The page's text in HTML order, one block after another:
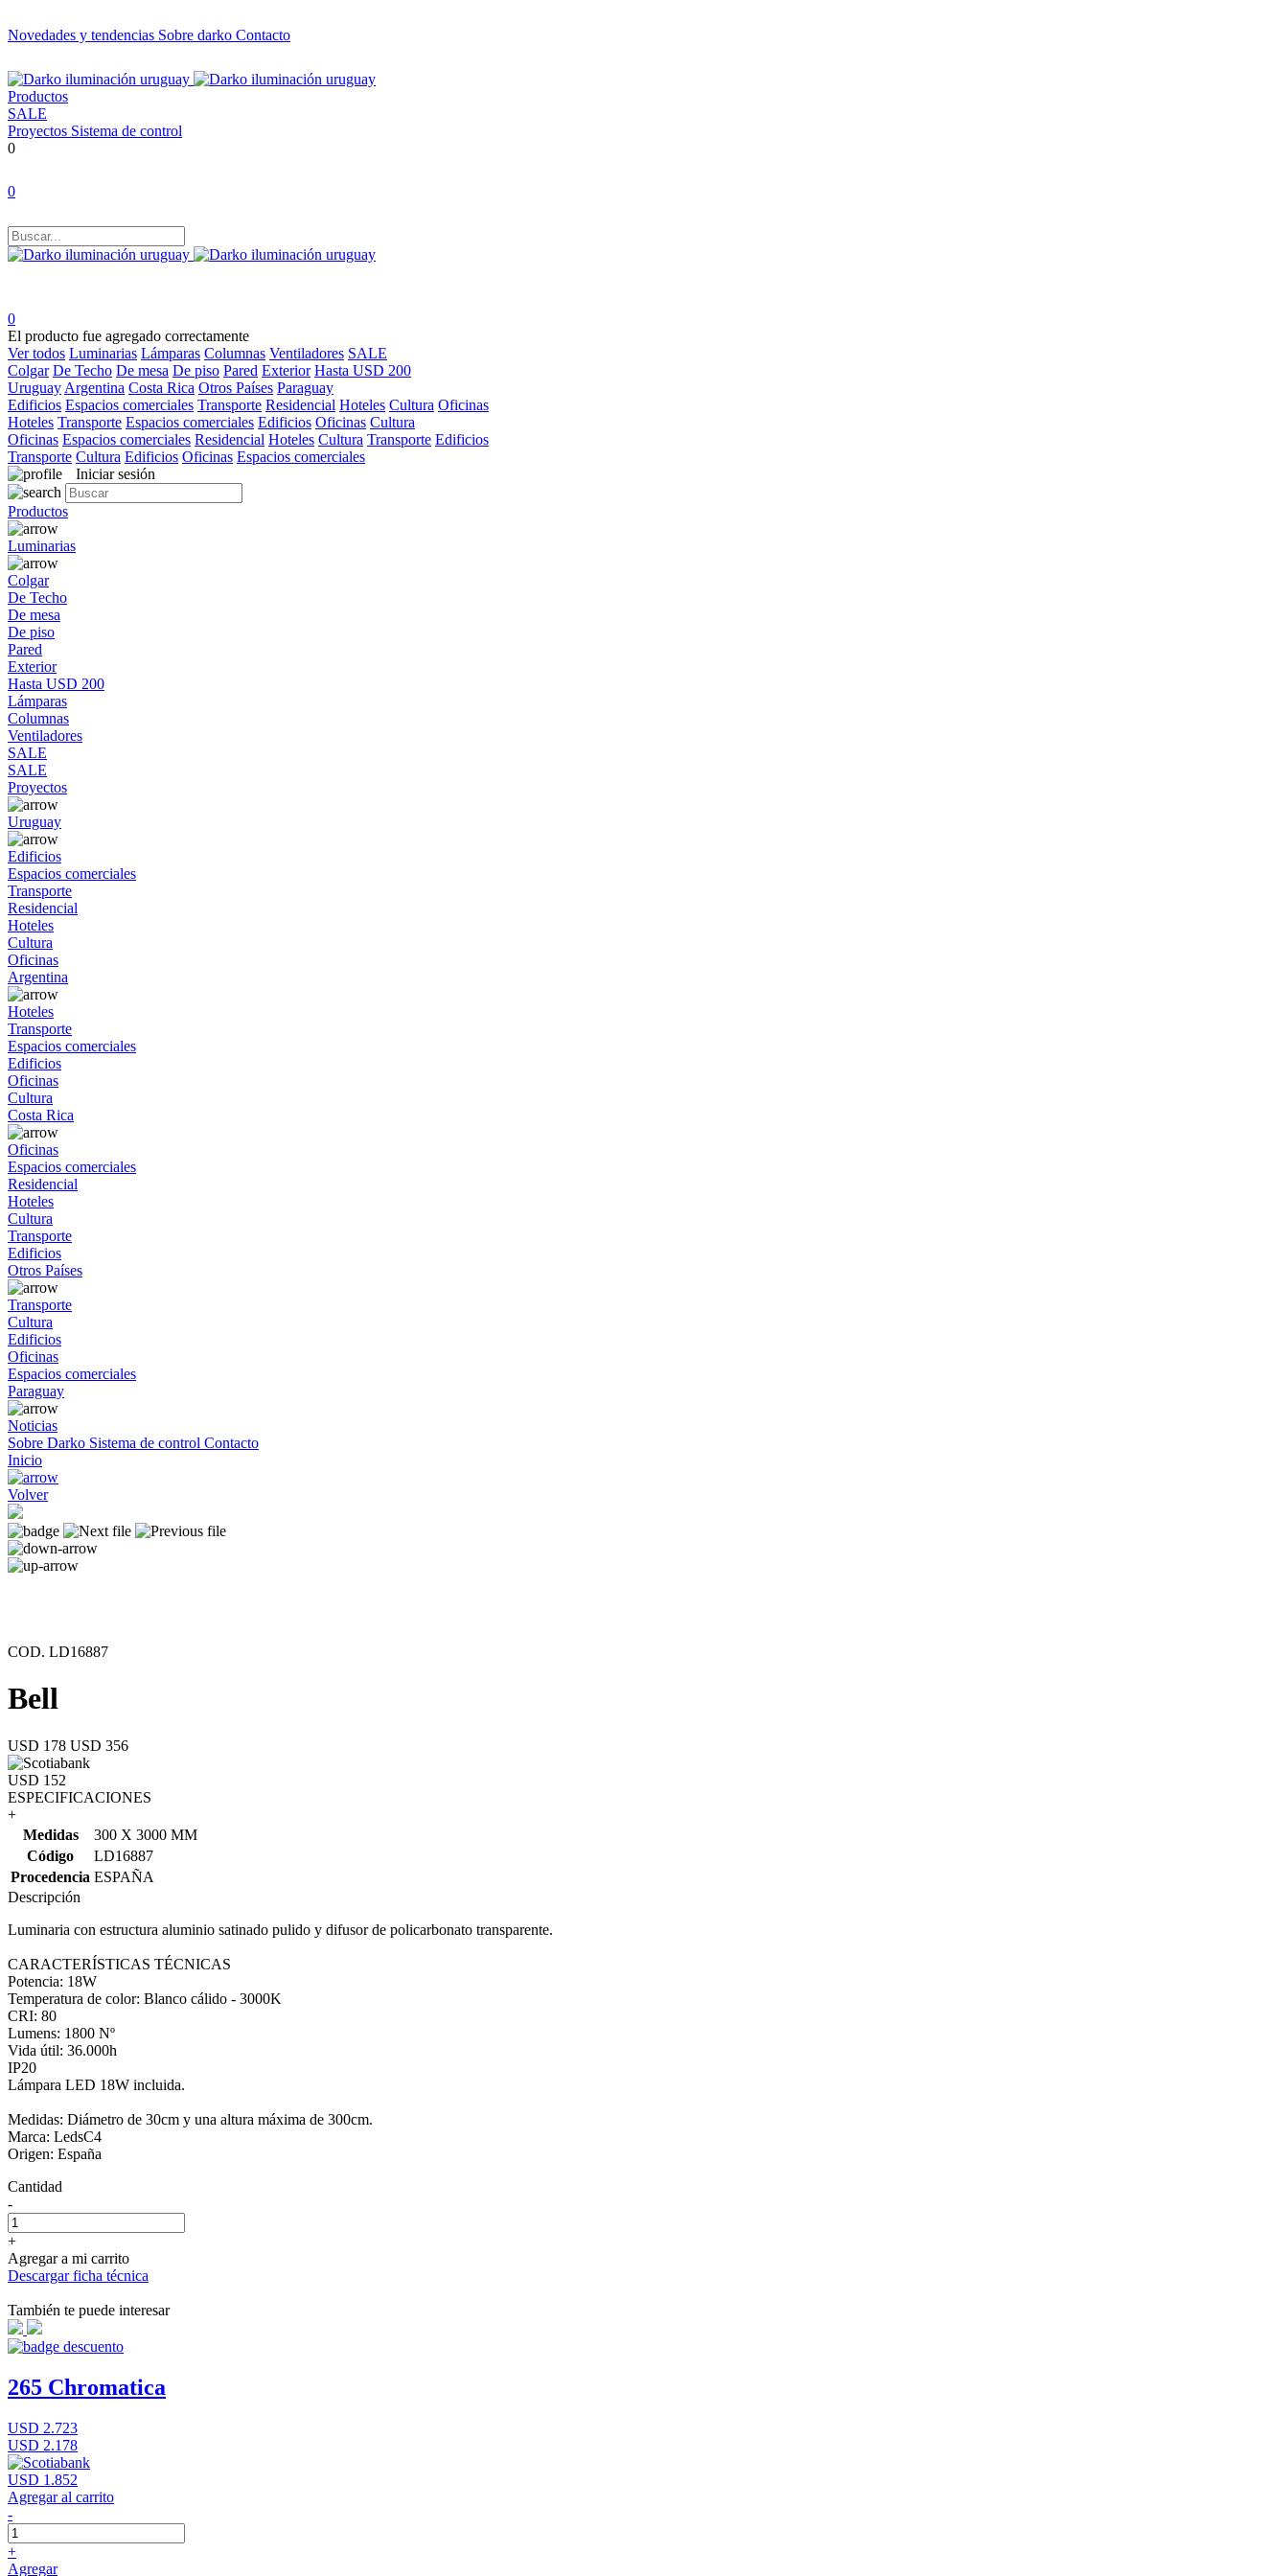
Novedades y tendencias Sobre darko Contacto
Productos
SALE
Proyectos Sistema de control
0
0
0
El producto fue agregado correctamente
Ver todos Luminarias Lámparas Columnas Ventiladores SALE
Colgar De Techo De mesa De piso Pared Exterior Hasta USD 200
Uruguay Argentina Costa Rica Otros Países Paraguay
Edificios Espacios comerciales Transporte Residencial Hoteles Cultura Oficinas
Hoteles Transporte Espacios comerciales Edificios Oficinas Cultura
Oficinas Espacios comerciales Residencial Hoteles Cultura Transporte Edificios
Transporte Cultura Edificios Oficinas Espacios comerciales
Iniciar sesión
Productos
Luminarias
Colgar
De Techo
De mesa
De piso
Pared
Exterior
Hasta USD 200
Lámparas
Columnas
Ventiladores
SALE
SALE
Proyectos
Uruguay
Edificios
Espacios comerciales
Transporte
Residencial
Hoteles
Cultura
Oficinas
Argentina
Hoteles
Transporte
Espacios comerciales
Edificios
Oficinas
Cultura
Costa Rica
Oficinas
Espacios comerciales
Residencial
Hoteles
Cultura
Transporte
Edificios
Otros Países
Transporte
Cultura
Edificios
Oficinas
Espacios comerciales
Paraguay
Noticias
Sobre Darko Sistema de control Contacto
Inicio
Volver
COD. LD16887
Bell
USD 178 USD 356
USD 152
ESPECIFICACIONES
+
Medidas
300 X 3000 MM
Código
LD16887
Procedencia ESPAÑA
Descripción
Luminaria con estructura aluminio satinado pulido y difusor de policarbonato transparente.
CARACTERÍSTICAS TÉCNICAS
Potencia: 18W
Temperatura de color: Blanco cálido - 3000K
CRI: 80
Lumens: 1800 Nº
Vida útil: 36.000h
IP20
Lámpara LED 18W incluida.
Medidas: Diámetro de 30cm y una altura máxima de 300cm.
Marca: LedsC4
Origen: España
Cantidad
-
+
Agregar a mi carrito
Descargar ficha técnica
También te puede interesar
265 Chromatica
USD 2.723
USD 2.178
USD 1.852
Agregar al carrito
-
+
Agregar